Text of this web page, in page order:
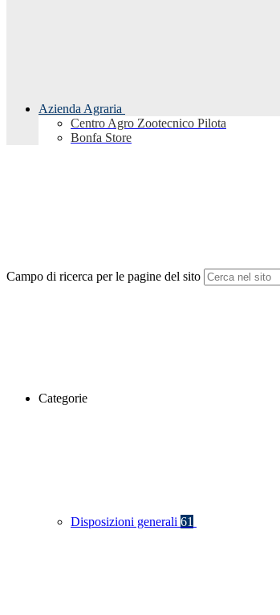
Azienda Agraria
Centro Agro Zootecnico Pilota
Bonfa Store
Campo di ricerca per le pagine del sito
Categorie
Disposizioni generali 61